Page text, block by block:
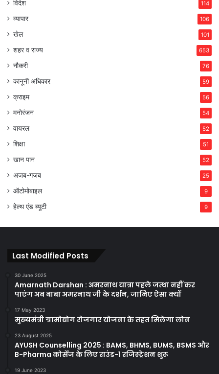
विदेश 114
व्यापार 106
खेल 101
शहर व राज्य 653
नौकरी 76
कानूनी अधिकार 59
क्राइम 56
मनोरंजन 54
वायरल 52
शिक्षा 51
खान पान 52
अजब-गजब 25
ऑटोमोबाइल 9
हेल्थ एंड ब्यूटी 9
Last Modified Posts
30 June 2025
Amarnath Darshan : अमरनाथ यात्रा पहले जत्था नहीं कर
पाएंग अब बाबा अमरनाथ जी के दर्शन, जानिए ऐसा क्यों
17 May 2023
मुख्यमंत्री ग्रामोद्योग रोजगार योजना के तहत मिलेगा लोन
23 August 2025
AYUSH Counselling 2025 : BAMS, BHMS, BUMS, BSMS और
B-Pharma कोर्सेज के लिए राउंड-1 रजिस्ट्रेशन शुरू
19 June 2023